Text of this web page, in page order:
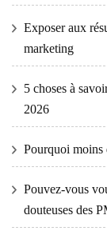
Exposer aux
marketing
5 choses à
2026
Pourquoi moins
Pouvez-vous
douteuses des